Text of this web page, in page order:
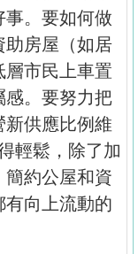
。要如何做
助房屋（如居
層市民上車置
感。要努力把
供應比例維
輕鬆，除了加
約公屋和資
有向上流動的